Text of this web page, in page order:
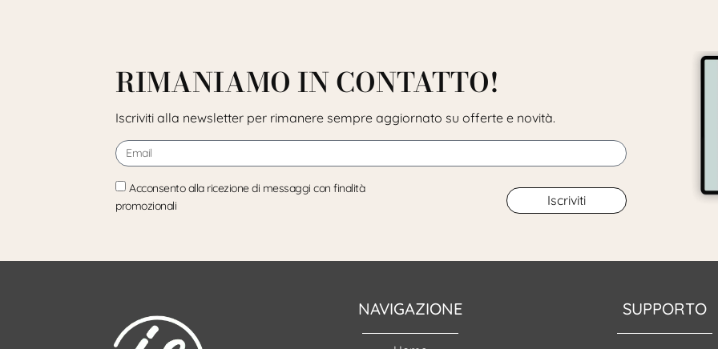
RIMANIAMO IN CONTATTO!
Iscriviti alla newsletter per rimanere sempre aggiornato su offerte e novità.
Acconsento alla ricezione di messaggi con finalità
promozionali
Iscriviti
NAVIGAZIONE SUPPORTO